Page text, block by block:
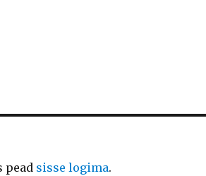
pead sisse logima.